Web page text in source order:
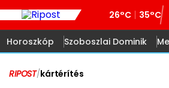
26°C 35°C
Horoszkóp Szoboszlai Dominik
RIPOST/kártérítés